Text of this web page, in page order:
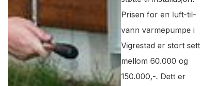
Prisen for en luft-til-
vann varmepumpe i
Vigrestad er stort sett
mellom 60.000 og
150.000,-. Dett er